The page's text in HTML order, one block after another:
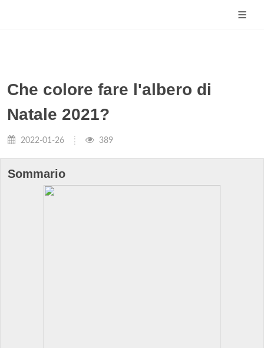
Che colore fare l'albero di
Natale 2021?
2022-01-26 389
Sommario